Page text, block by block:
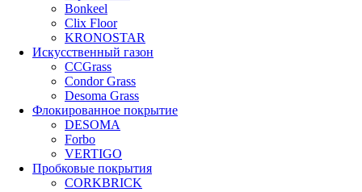
Bonkeel
Clix Floor
KRONOSTAR
Искусственный газон
CCGrass
Condor Grass
Desoma Grass
Флокированное покрытие
DESOMA
Forbo
VERTIGO
Пробковые покрытия
CORKBRICK